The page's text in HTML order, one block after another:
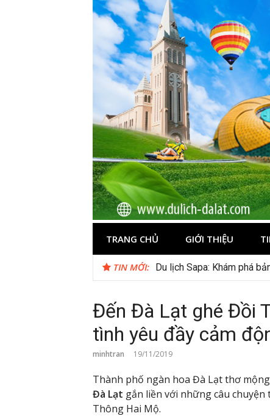
Du lịch Đà
TRANG CHỦ GIỚI THIỆU
TIN MỚI: Du lịch Sapa: Khám phá
Đến Đà Lạt ghé Đồi
tình yêu đầy cảm
minhtran 19/11/2019
Thành phố ngàn hoa Đà Lạt thơ
Đà Lạt gắn liền với những câu
Thông Hai Mộ.